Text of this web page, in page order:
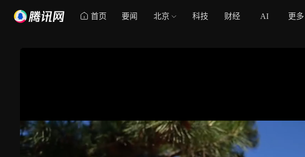
首页 要闻 北京 科技 财经 AI 更多